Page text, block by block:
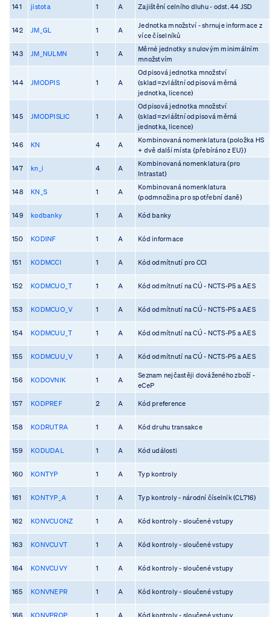
141 jistota 1 A Zajištění celního dluhu - odst. 44 JSD
142 JM_GL 1 A
Jednotka množství - shrnuje informace z
více číselníků
143 JM_NULMN 1 A
Měrné jednotky s nulovým minimálním
množstvím
144 JMODPIS 1 A
Odpisová jednotka množství
(sklad=zvláštní odpisová měrná
jednotka, licence)
145 JMODPISLIC 1 A
Odpisová jednotka množství
(sklad=zvláštní odpisová měrná
jednotka, licence)
146 KN 4 A
Kombinovaná nomenklatura (položka HS
+ dvě další místa {přebíráno z EU})
147 kn_i 4 A
Kombinovaná nomenklatura (pro
Intrastat)
148 KN_S 1 A
Kombinovaná nomenklatura
(podmnožina pro spotřební daně)
149 kodbanky 1 A Kód banky
150 KODINF 1 A Kód informace
151 KODMCCI 1 A Kód odmítnutí pro CCI
152 KODMCUO_T 1 A Kód odmítnutí na CÚ - NCTS-P5 a AES
153 KODMCUO_V 1 A Kód odmítnutí na CÚ - NCTS-P5 a AES
154 KODMCUU_T 1 A Kód odmítnutí na CÚ - NCTS-P5 a AES
155 KODMCUU_V 1 A Kód odmítnutí na CÚ - NCTS-P5 a AES
156 KODOVNIK 1 A
Seznam nejčastěji dováženého zboží -
eCeP
157 KODPREF 2 A Kód preference
158 KODRUTRA 1 A Kód druhu transakce
159 KODUDAL 1 A Kód události
160 KONTYP 1 A Typ kontroly
161 KONTYP_A 1 A Typ kontroly - národní číselník (CL716)
162 KONVCUONZ 1 A Kód kontroly - sloučené vstupy
163 KONVCUVT 1 A Kód kontroly - sloučené vstupy
164 KONVCUVY 1 A Kód kontroly - sloučené vstupy
165 KONVNEPR 1 A Kód kontroly - sloučené vstupy
166 KONVPROP 1 A Kód kontroly - sloučené vstupy